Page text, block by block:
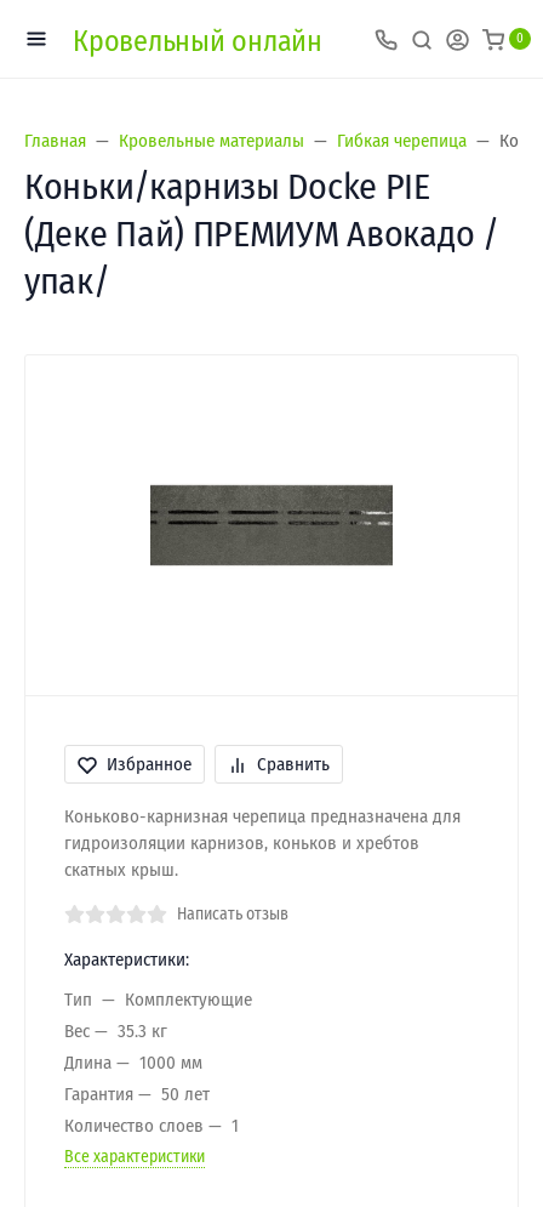
Кровельный онлайн 0
Главная Кровельные материалы Гибкая черепица
Коньки/карнизы Docke PIE
(Деке Пай) ПРЕМИУМ Авокадо /
упак/
Избранное Сравнить
Коньково-карнизная черепица предназначена для
гидроизоляции карнизов, коньков и хребтов
скатных крыш.
Написать отзыв
Характеристики:
Тип
Комплектующие
Вес
35.3 кг
Длина
1000 мм
Гарантия
50 лет
Количество слоев
1
Все характеристики